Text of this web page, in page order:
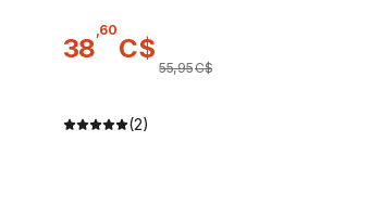
38
,60
C$
55,95C$
(2)